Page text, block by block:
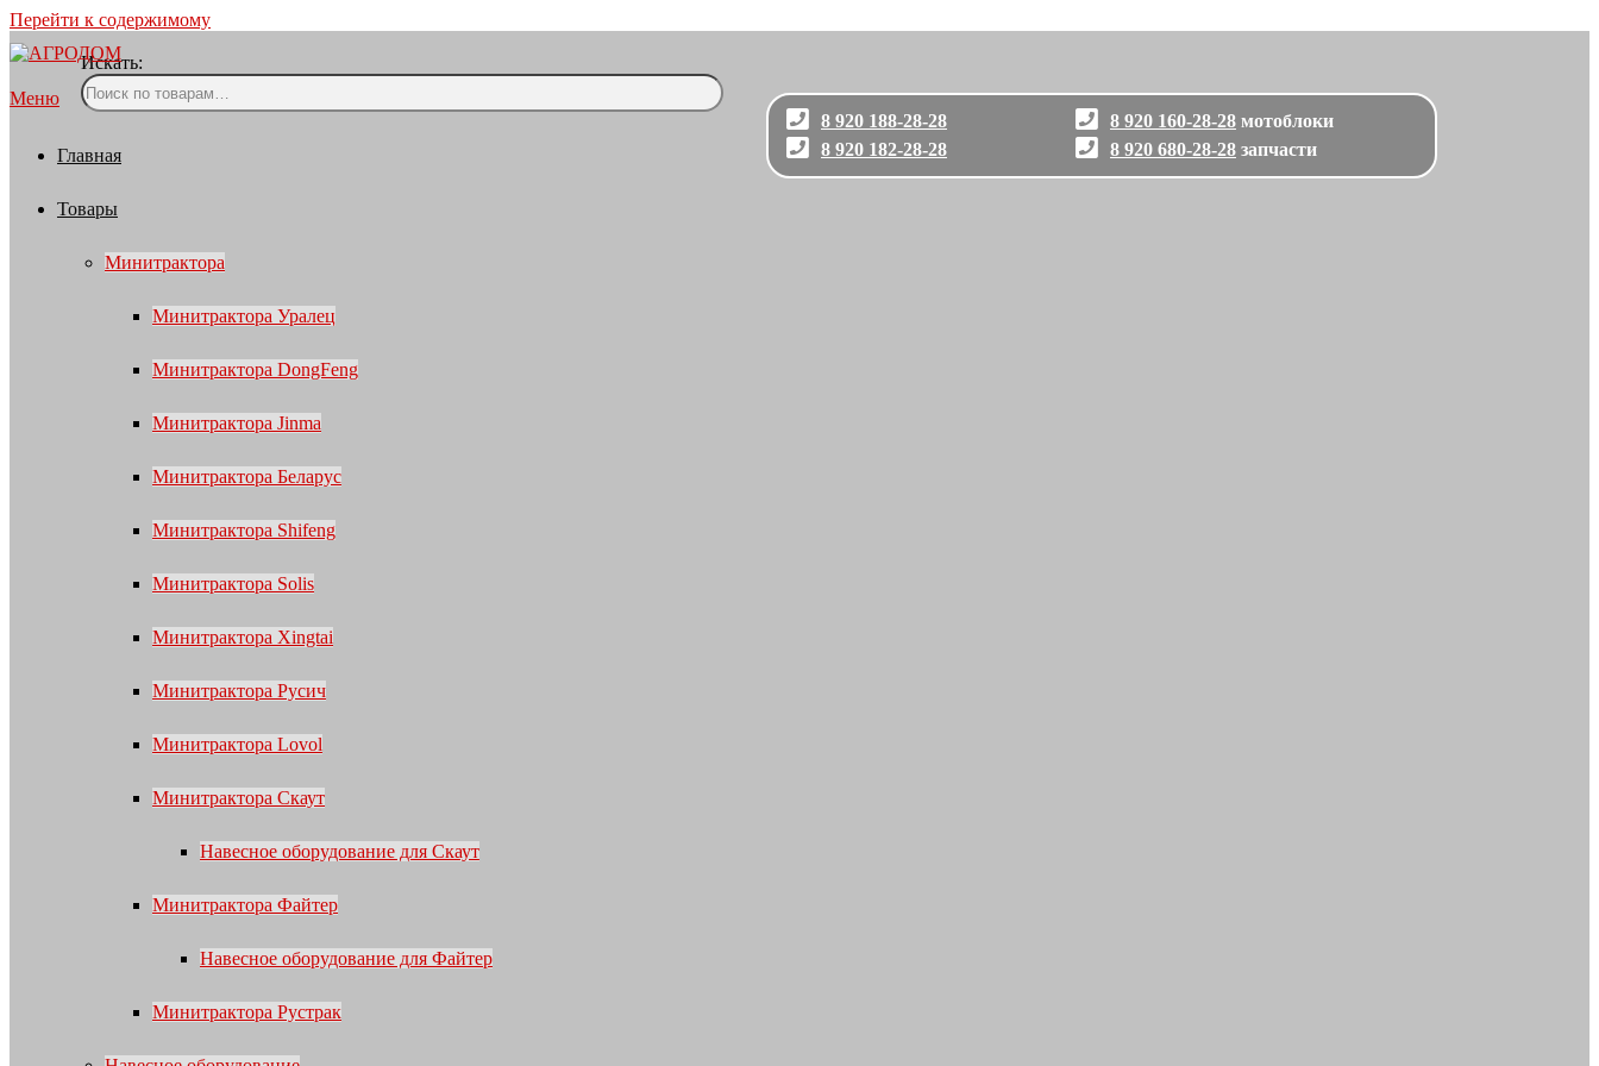
Перейти к содержимому
8 920 188-28-28
8 920 182-28-28
8 920 160-28-28 мотоблоки
8 920 680-28-28 запчасти
Искать:
Меню
Главная
Товары
Минитрактора
Минитрактора Уралец
Минитрактора DongFeng
Минитрактора Jinma
Минитрактора Беларус
Минитрактора Shifeng
Минитрактора Solis
Минитрактора Xingtai
Минитрактора Русич
Минитрактора Lovol
Минитрактора Скаут
Навесное оборудование для Скаут
Минитрактора Файтер
Навесное оборудование для Файтер
Минитрактора Рустрак